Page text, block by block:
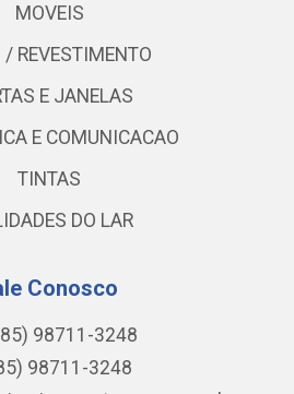
MOVEIS
/ REVESTIMENTO
E JANELAS
E COMUNICACAO
TINTAS
DO LAR
Conosco
98711-3248
98711-3248